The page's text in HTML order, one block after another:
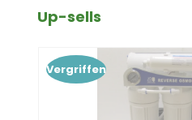
Produktgalerie überspringen
Up-sells
Vergriffen